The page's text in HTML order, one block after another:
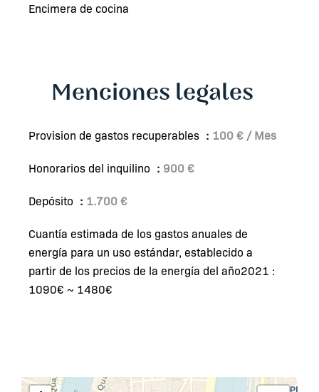
Encimera de cocina
Menciones legales
Provision de gastos recuperables 100 € / Mes
Honorarios del inquilino 900 €
Depósito 1.700 €
Cuantía estimada de los gastos anuales de
energía para un uso estándar, establecido a
partir de los precios de la energía del año2021 :
1090€ ~ 1480€